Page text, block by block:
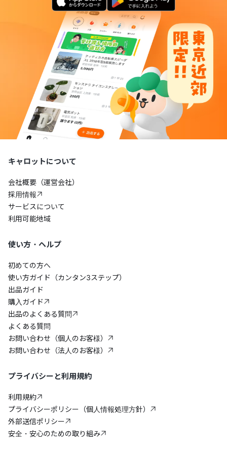
キャロットについて
会社概要（運営会社）
採用情報
サービスについて
利用可能地域
使い方・ヘルプ
初めての方へ
使い方ガイド（カンタン3ステップ）
出品ガイド
購入ガイド
出品のよくある質問
よくある質問
お問い合わせ（個人のお客様）
お問い合わせ（法人のお客様）
プライバシーと利用規約
利用規約
プライバシーポリシー（個人情報処理方針）
外部送信ポリシー
安全・安心のための取り組み